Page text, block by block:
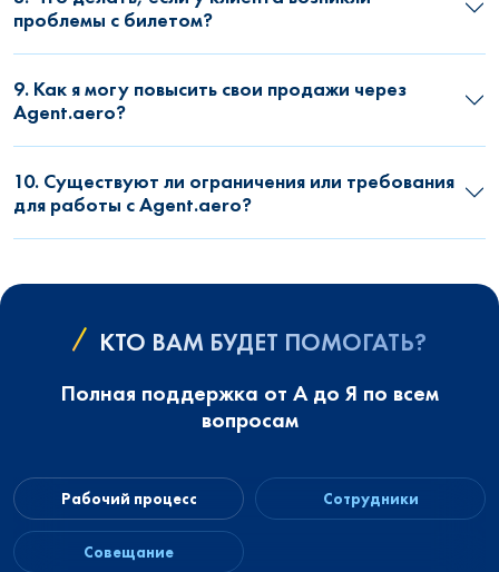
проблемы с билетом?
9. Как я могу повысить свои продажи через
Agent.aero?
10. Существуют ли ограничения или требования
для работы с Agent.aero?
КТО ВАМ БУДЕТ ПОМОГАТЬ?
Полная поддержка от А до Я по всем
вопросам
Рабочий процесс Сотрудники
Совещание